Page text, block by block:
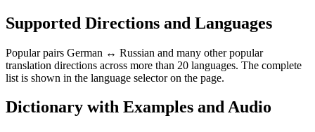
Supported Directions and Languages
Popular pairs German ↔ Russian and many other popular
translation directions across more than 20 languages. The complete
list is shown in the language selector on the page.
Dictionary with Examples and Audio